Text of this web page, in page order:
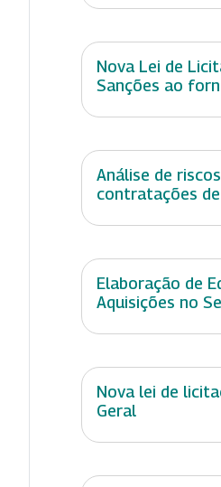
Nova Lei de
Sanções ao
Análise de
contratações de
Elaboração de
Aquisições no
Nova lei de
Geral